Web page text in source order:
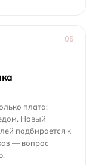
05
плата:
Новый
подбирается к
— вопрос